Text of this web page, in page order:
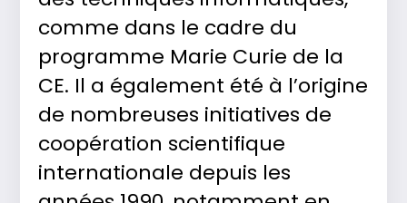
comme dans le cadre du
programme Marie Curie de la
CE. Il a également été à l’origine
de nombreuses initiatives de
coopération scientifique
internationale depuis les